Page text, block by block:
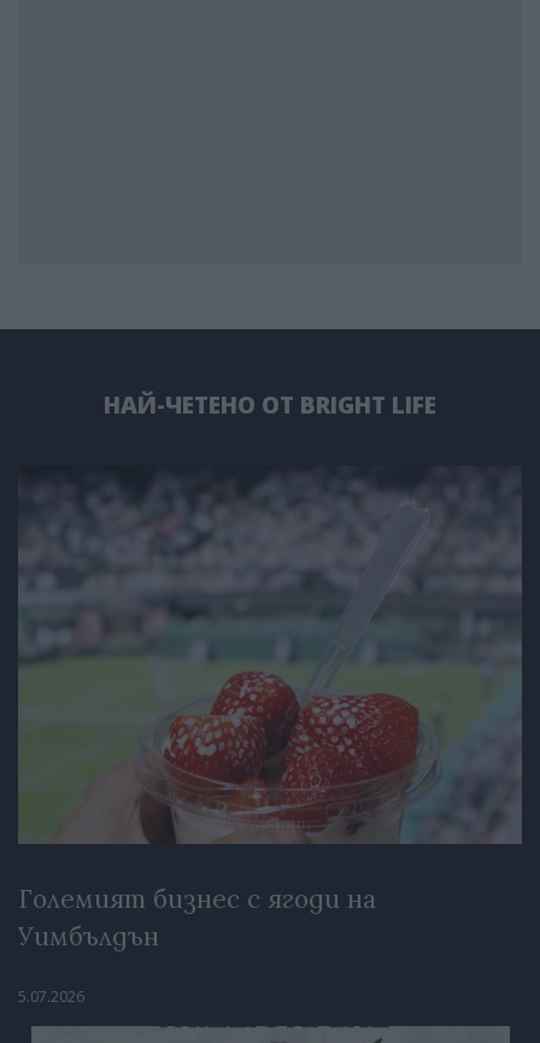
НАЙ-ЧЕТЕНО ОТ BRIGHT LIFE
Големият бизнес с ягоди на
Уимбълдън
5.07.2026